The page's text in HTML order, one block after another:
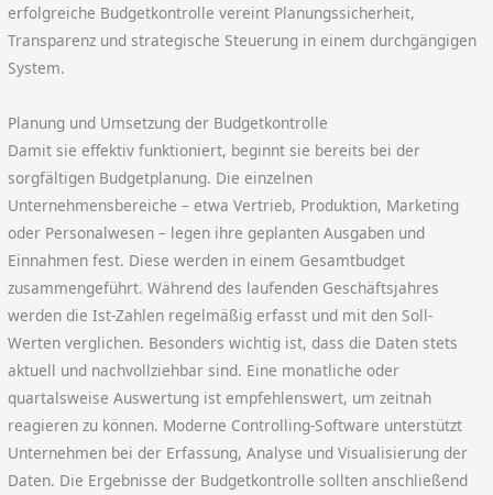
erfolgreiche Budgetkontrolle vereint Planungssicherheit,
Transparenz und strategische Steuerung in einem durchgängigen
System.
Planung und Umsetzung der Budgetkontrolle
Damit sie effektiv funktioniert, beginnt sie bereits bei der
sorgfältigen Budgetplanung. Die einzelnen
Unternehmensbereiche – etwa Vertrieb, Produktion, Marketing
oder Personalwesen – legen ihre geplanten Ausgaben und
Einnahmen fest. Diese werden in einem Gesamtbudget
zusammengeführt. Während des laufenden Geschäftsjahres
werden die Ist-Zahlen regelmäßig erfasst und mit den Soll-
Werten verglichen. Besonders wichtig ist, dass die Daten stets
aktuell und nachvollziehbar sind. Eine monatliche oder
quartalsweise Auswertung ist empfehlenswert, um zeitnah
reagieren zu können. Moderne Controlling-Software unterstützt
Unternehmen bei der Erfassung, Analyse und Visualisierung der
Daten. Die Ergebnisse der Budgetkontrolle sollten anschließend